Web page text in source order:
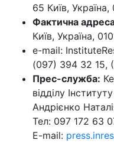
65 Київ, Україна,
Фактична
Київ, Україна,
e-mail:
(097) 394 32 15,
Прес-служба:
відділу
Андрієнко
Тел: 097 172 63
E-mail: